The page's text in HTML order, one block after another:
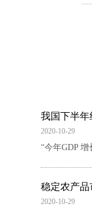
我国下半年
2020-10-29
“今年GDP
稳定农产
2020-10-29